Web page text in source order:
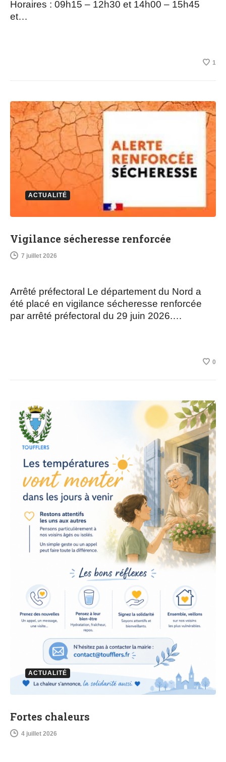
Horaires : 09h15 – 12h30 et 14h00 – 15h45
et…
1
ACTUALITÉ
Vigilance sécheresse renforcée
7 juillet 2026
Arrêté préfectoral Le département du Nord a
été placé en vigilance sécheresse renforcée
par arrêté préfectoral du 29 juin 2026.…
0
ACTUALITÉ
Fortes chaleurs
4 juillet 2026